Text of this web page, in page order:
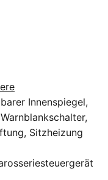
Innenspiegel,
Sitzheizung